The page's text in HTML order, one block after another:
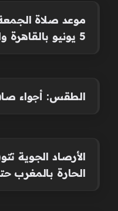
موعد صلاة
5 يونيو بالقاهرة والمحافظات
الطقس: أجواء
الأرصاد الجوية
الحارة بالمغرب